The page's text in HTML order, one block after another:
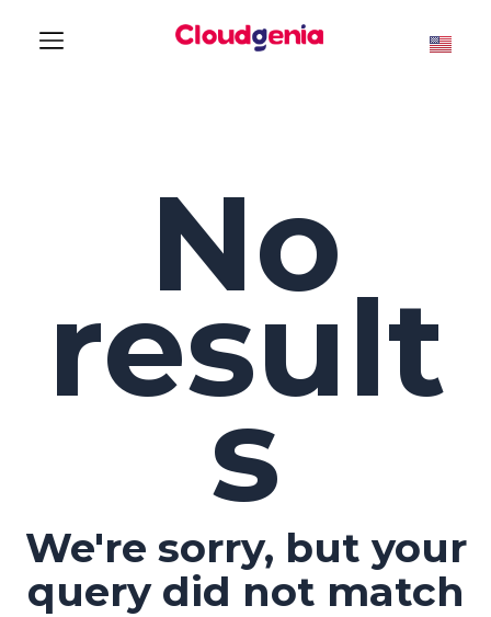
No
result
s
We're sorry, but your
query did not match